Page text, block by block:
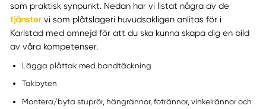
som praktisk synpunkt. Nedan har vi listat några av de
tjänstervi som plåtslageri huvudsakligen anlitas för i
Karlstad med omnejd för att du ska kunna skapa dig en bild
av våra kompetenser.
Lägga plåttak med bandtäckning
Takbyten
Montera/byta stuprör, hängrännor, fotrännor, vinkelrännor och